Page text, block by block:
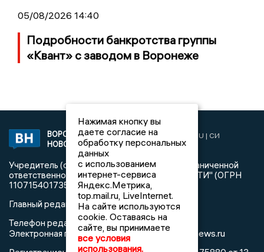
05/08/2026 14:40
Подробности банкротства группы
«Квант» с заводом в Воронеже
ВОРОНЕЖСКИЕ
НОВОСТИ
2019 © VORONEZHNEWS.RU | СИ
«Воронежские новости»
Учредитель (соучредители): Общество с ограниченной
ответственностью "РЕГИОНАЛЬНЫЕ НОВОСТИ" (ОГРН
1107154017354)
Главный редактор: Пирогов А.А.
Телефон редакции: +7 (473) 262 77 92
Электронная почта редакции:info@voronezhnews.ru
Нажимая кнопку вы
даете согласие на
обработку персональных
данных
с использованием
интернет-сервиса
Яндекс.Метрика,
top.mail.ru, LiveInternet.
На сайте используются
cookie. Оставаясь на
сайте, вы принимаете
все условия
использования.